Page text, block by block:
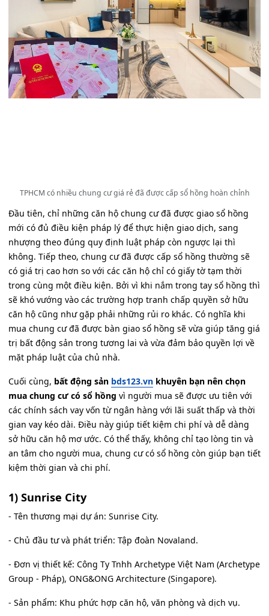
TPHCM có nhiều chung cư giá rẻ đã được cấp sổ hồng hoàn chỉnh
Đầu tiên, chỉ những căn hộ chung cư đã được giao sổ hồng
mới có đủ điều kiện pháp lý để thực hiện giao dịch, sang
nhượng theo đúng quy định luật pháp còn ngược lại thì
không. Tiếp theo, chung cư đã được cấp sổ hồng thường sẽ
có giá trị cao hơn so với các căn hộ chỉ có giấy tờ tạm thời
trong cùng một điều kiện. Bởi vì khi nắm trong tay sổ hồng thì
sẽ khó vướng vào các trường hợp tranh chấp quyền sở hữu
căn hộ cũng như gặp phải những rủi ro khác. Có nghĩa khi
mua chung cư đã được bàn giao sổ hồng sẽ vừa giúp tăng giá
trị bất động sản trong tương lai và vừa đảm bảo quyền lợi về
mặt pháp luật của chủ nhà.
Cuối cùng, bất động sản bds123.vn khuyên bạn nên chọn
mua chung cư có sổ hồng vì người mua sẽ được ưu tiên với
các chính sách vay vốn từ ngân hàng với lãi suất thấp và thời
gian vay kéo dài. Điều này giúp tiết kiệm chi phí và dễ dàng
sở hữu căn hộ mơ ước. Có thể thấy, không chỉ tạo lòng tin và
an tâm cho người mua, chung cư có sổ hồng còn giúp bạn tiết
kiệm thời gian và chi phí.
1) Sunrise City
- Tên thương mại dự án: Sunrise City.
- Chủ đầu tư và phát triển: Tập đoàn Novaland.
- Đơn vị thiết kế: Công Ty Tnhh Archetype Việt Nam (Archetype
Group - Pháp), ONG&ONG Architecture (Singapore).
- Sản phẩm: Khu phức hợp căn hộ, văn phòng và dịch vụ.